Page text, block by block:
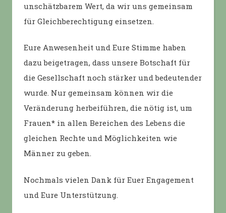
unschätzbarem Wert, da wir uns gemeinsam
für Gleichberechtigung einsetzen.
Eure Anwesenheit und Eure Stimme haben
dazu beigetragen, dass unsere Botschaft für
die Gesellschaft noch stärker und bedeutender
wurde. Nur gemeinsam können wir die
Veränderung herbeiführen, die nötig ist, um
Frauen* in allen Bereichen des Lebens die
gleichen Rechte und Möglichkeiten wie
Männer zu geben.
Nochmals vielen Dank für Euer Engagement
und Eure Unterstützung.